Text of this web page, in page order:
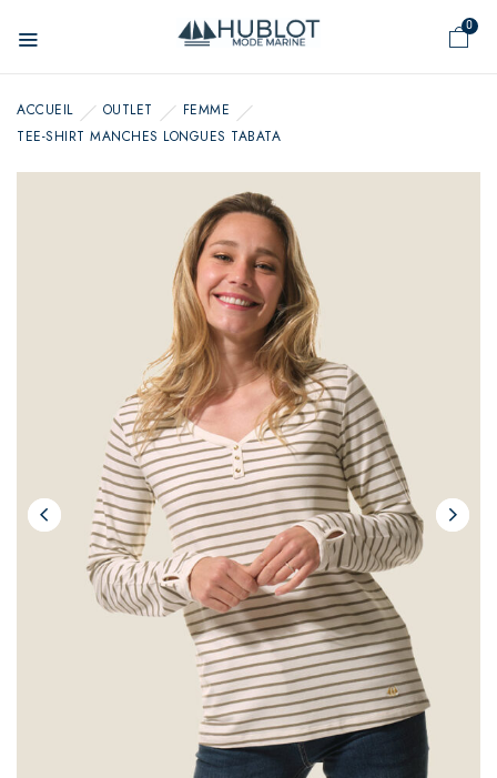
0
ACCUEIL OUTLET
FEMME
TEE-SHIRT MANCHES LONGUES TABATA
Panneau de gestion des cookies